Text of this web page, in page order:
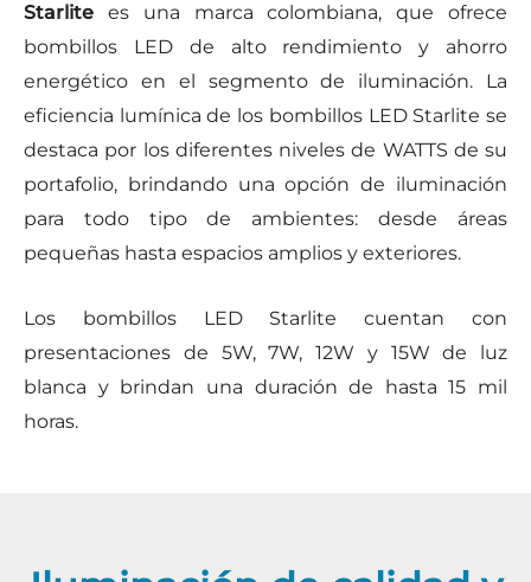
Starlite es una marca colombiana, que ofrece
bombillos LED de alto rendimiento y ahorro
energético en el segmento de iluminación. La
eficiencia lumínica de los bombillos LED Starlite se
destaca por los diferentes niveles de WATTS de su
portafolio, brindando una opción de iluminación
para todo tipo de ambientes: desde áreas
pequeñas hasta espacios amplios y exteriores.
Los bombillos LED Starlite cuentan con
presentaciones de 5W, 7W, 12W y 15W de luz
blanca y brindan una duración de hasta 15 mil
horas.